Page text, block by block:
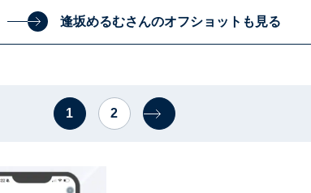
逢坂めるむさんのオフショットも見る
1 2